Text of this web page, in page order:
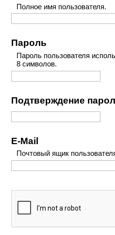
Полное имя пользователя.
Пароль
Пароль пользователя
8 символов.
Подтверждение
E-Mail
Почтовый ящик